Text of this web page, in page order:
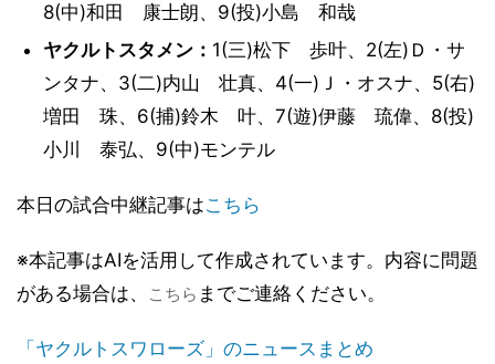
8(中)和田 康士朗、9(投)小島 和哉
ヤクルトスタメン： 1(三)松下 歩叶、2(左)Ｄ・サ
ンタナ、3(二)内山 壮真、4(一)Ｊ・オスナ、5(右)
増田 珠、6(捕)鈴木 叶、7(遊)伊藤 琉偉、8(投)
小川 泰弘、9(中)モンテル
本日の試合中継記事はこちら
※本記事はAIを活用して作成されています。内容に問題
がある場合は、
こちら までご連絡ください。
「ヤクルトスワローズ」のニュースまとめ